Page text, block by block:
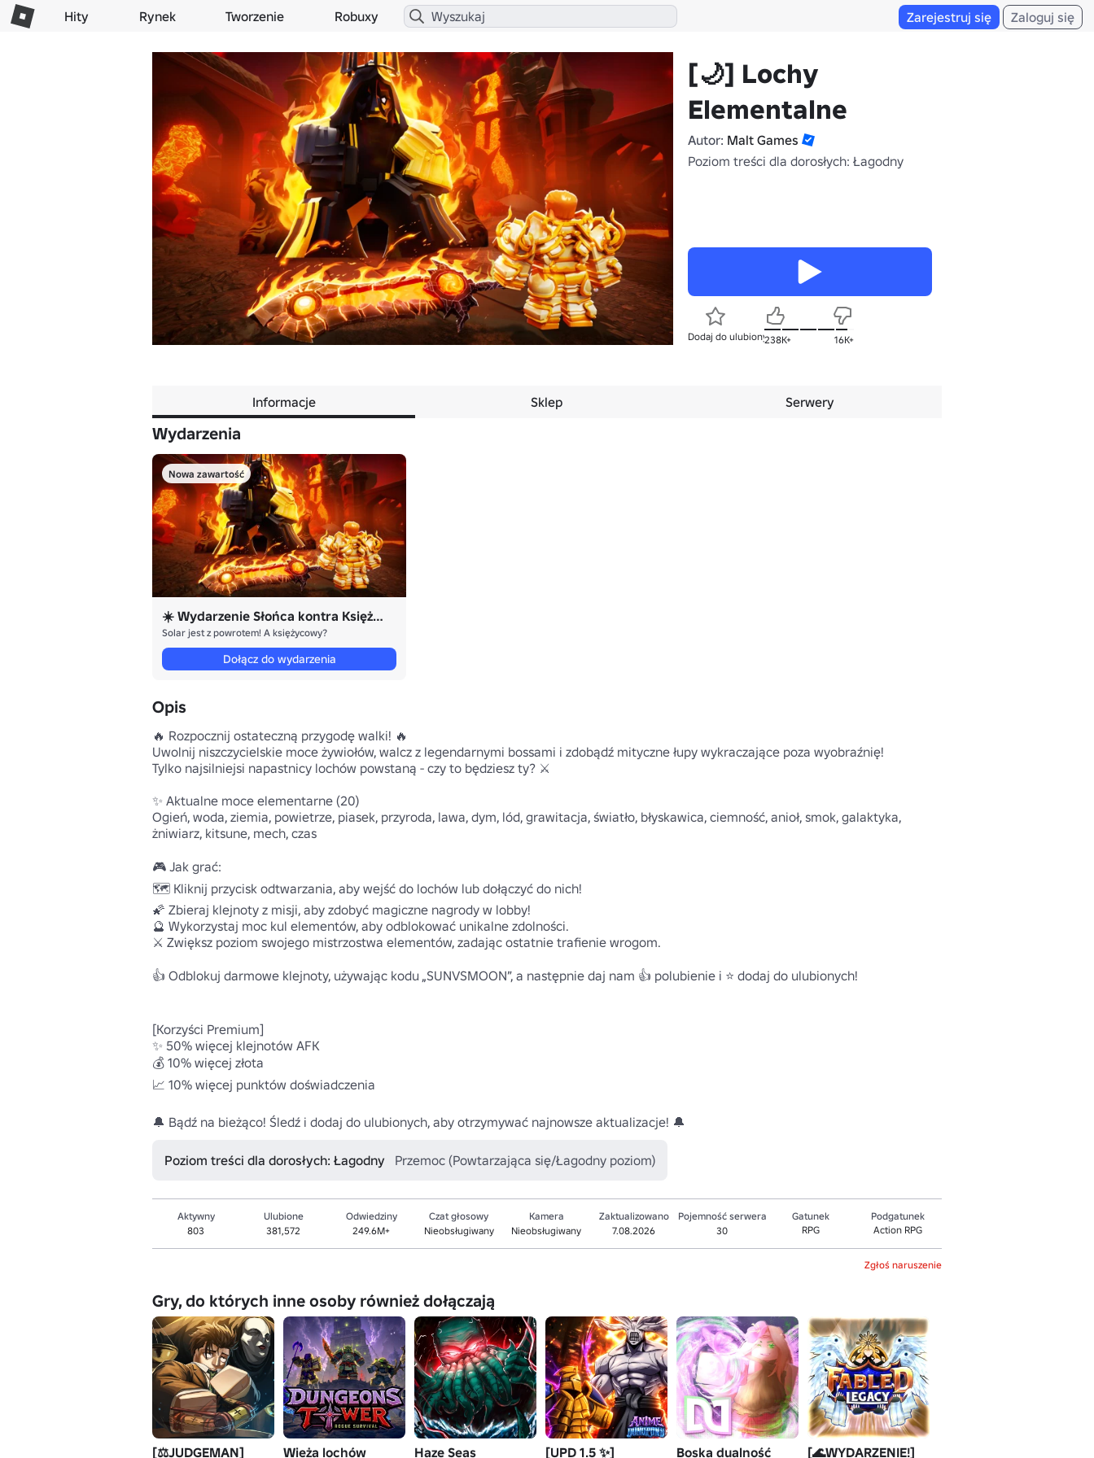
Hity Rynek Tworzenie Robuxy Zarejestruj się Zaloguj się
[🌙] Lochy
Elementalne
Autor: Malt Games
Poziom treści dla dorosłych: Łagodny
Dodaj do ulubionych238K+ 16K+
Informacje Sklep Serwery
Wydarzenia
Nowa zawartość
☀️ Wydarzenie Słońca kontra Księżyca 🌙
Solar jest z powrotem! A księżycowy?
Dołącz do wydarzenia
Opis
🔥 Rozpocznij ostateczną przygodę walki! 🔥
Uwolnij niszczycielskie moce żywiołów, walcz z legendarnymi bossami i zdobądź mityczne łupy wykraczające poza wyobraźnię!
Tylko najsilniejsi napastnicy lochów powstaną - czy to będziesz ty? ⚔️
✨ Aktualne moce elementarne (20)
Ogień, woda, ziemia, powietrze, piasek, przyroda, lawa, dym, lód, grawitacja, światło, błyskawica, ciemność, anioł, smok, galaktyka,
żniwiarz, kitsune, mech, czas
🎮 Jak grać:
🗺️ Kliknij przycisk odtwarzania, aby wejść do lochów lub dołączyć do nich!
🌠 Zbieraj klejnoty z misji, aby zdobyć magiczne nagrody w lobby!
🔮 Wykorzystaj moc kul elementów, aby odblokować unikalne zdolności.
⚔️ Zwiększ poziom swojego mistrzostwa elementów, zadając ostatnie trafienie wrogom.
👍 Odblokuj darmowe klejnoty, używając kodu „SUNVSMOON”, a następnie daj nam 👍 polubienie i ⭐ dodaj do ulubionych!
[Korzyści Premium]
✨ 50% więcej klejnotów AFK
💰 10% więcej złota
📈 10% więcej punktów doświadczenia
🔔 Bądź na bieżąco! Śledź i dodaj do ulubionych, aby otrzymywać najnowsze aktualizacje! 🔔
Poziom treści dla dorosłych: Łagodny Przemoc (Powtarzająca się/Łagodny poziom)
Aktywny
803
Ulubione
381,572
Odwiedziny
249.6M+
Czat głosowy
Nieobsługiwany
Kamera
Nieobsługiwany
Zaktualizowano
7.08.2026
Pojemność serwera
30
Gatunek
RPG
Podgatunek
Action RPG
Zgłoś naruszenie
Gry, do których inne osoby również dołączają
[⚖️JUDGEMAN] Wieża lochów Haze Seas [UPD 1.5 ✨] Boska dualność [🌊WYDARZENIE!]